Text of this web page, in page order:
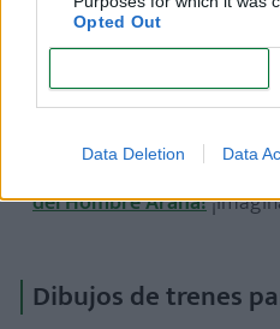
Opted Out
Data Deletion Data
Dibujos de
Si hay un superhéroe que
niñas es Spiderman.
¡En
10 plantillas de dibujos
del Hombre Araña!
Dibujos de trenes